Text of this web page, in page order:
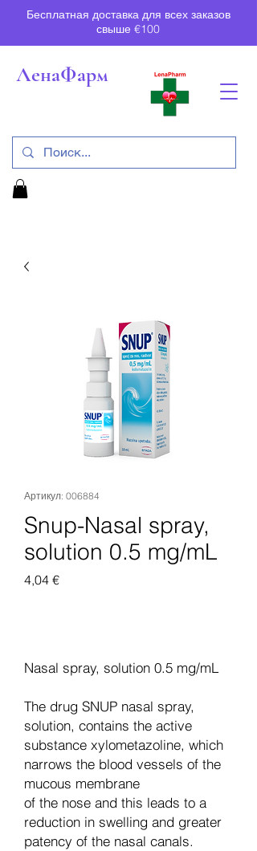
Бесплатная доставка для всех заказов
свыше €100
ЛенаФарм
Артикул: 006884
Snup-Nasal spray,
solution 0.5 mg/mL
4,04 €Цена
Nasal spray, solution 0.5 mg/mL
The drug SNUP nasal spray,
solution, contains the active
substance xylometazoline, which
narrows the blood vessels of the
mucous membrane
of the nose and this leads to a
reduction in swelling and greater
patency of the nasal canals.